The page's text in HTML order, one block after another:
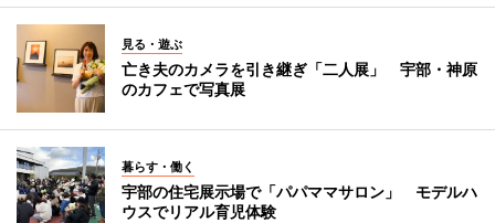
見る・遊ぶ
亡き夫のカメラを引き継ぎ「二人展」 宇部・神原
のカフェで写真展
暮らす・働く
宇部の住宅展示場で「パパママサロン」 モデルハ
ウスでリアル育児体験